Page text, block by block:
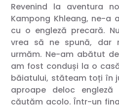
Revenind la aventura
Kampong Khleang, ne-a
cu o engleză precară.
vrea să ne spună, dar
urmăm. Ne-am abătut
am fost conduși la o
băiatului, stăteam toți în
aproape deloc
căutăm acolo. Într-un